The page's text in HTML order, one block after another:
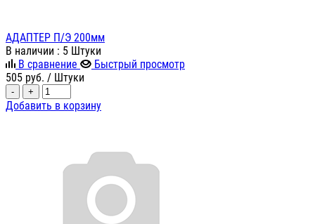
АДАПТЕР П/Э 200мм
В наличии : 5 Штуки
В сравнение
Быстрый просмотр
505 руб. / Штуки
- +
Добавить в корзину